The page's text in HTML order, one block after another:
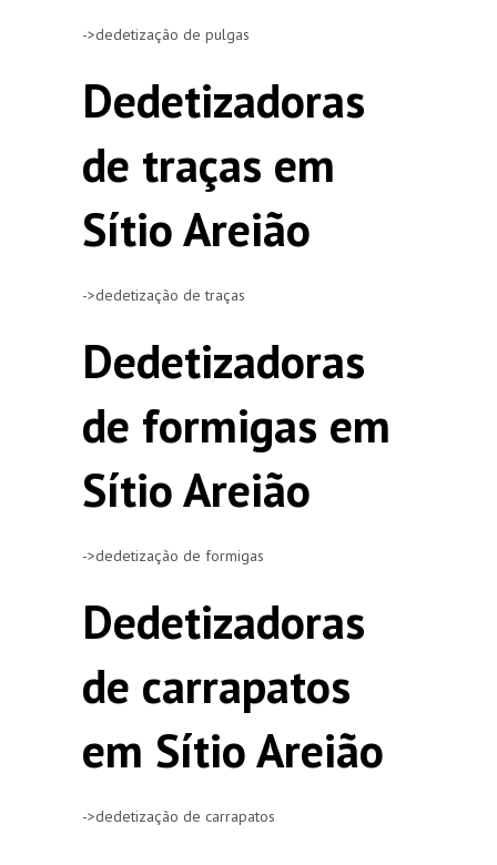
->dedetização de pulgas
Dedetizadoras
de traças em
Sítio Areião
->dedetização de traças
Dedetizadoras
de formigas em
Sítio Areião
->dedetização de formigas
Dedetizadoras
de carrapatos
em Sítio Areião
->dedetização de carrapatos